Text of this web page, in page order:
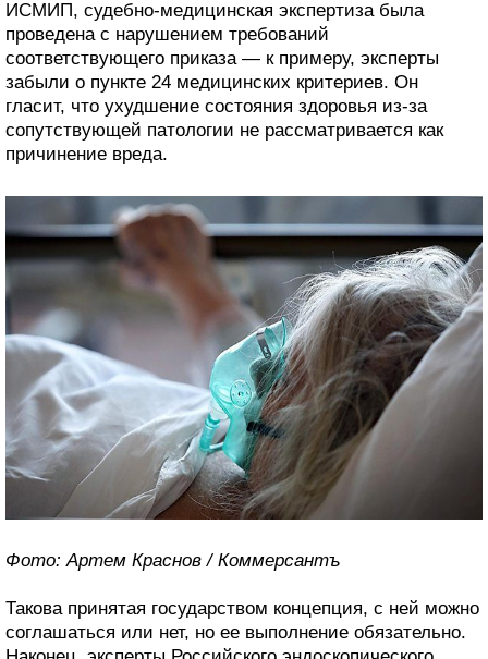
ИСМИП, судебно-медицинская экспертиза была
проведена с нарушением требований
соответствующего приказа — к примеру, эксперты
забыли о пункте 24 медицинских критериев. Он
гласит, что ухудшение состояния здоровья из-за
сопутствующей патологии не рассматривается как
причинение вреда.
Фото: Артем Краснов / Коммерсантъ
Такова принятая государством концепция, с ней можно
соглашаться или нет, но ее выполнение обязательно.